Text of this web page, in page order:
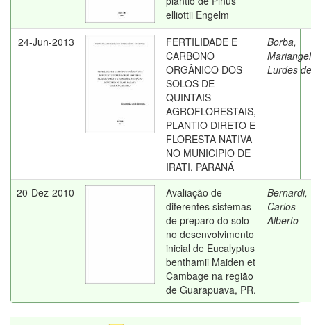
elliottii Engelm
24-Jun-2013
FERTILIDADE E
CARBONO
ORGÂNICO DOS
SOLOS DE
QUINTAIS
AGROFLORESTAIS,
PLANTIO DIRETO E
FLORESTA NATIVA
NO MUNICIPIO DE
IRATI, PARANÁ
Borba,
Lurdes de
20-Dez-2010
Avaliação de
diferentes sistemas
de preparo do solo
no desenvolvimento
inicial de Eucalyptus
benthamii Maiden et
Cambage na região
de Guarapuava, PR.
Bernardi,
Carlos
Alberto